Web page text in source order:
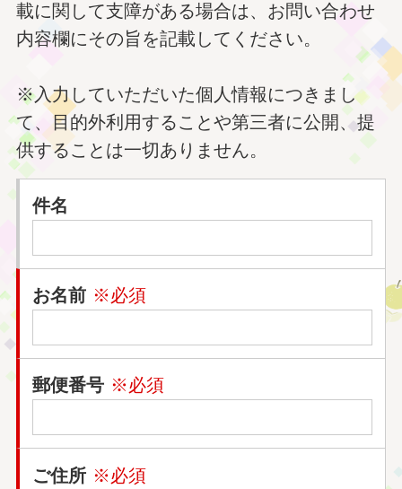
載に関して支障がある場合は、お問い合わせ
内容欄にその旨を記載してください。
※入力していただいた個人情報につきまし
て、目的外利用することや第三者に公開、提
供することは一切ありません。
件名
お名前 ※必須
郵便番号 ※必須
ご住所 ※必須